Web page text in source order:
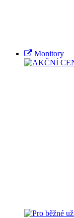
Monitory